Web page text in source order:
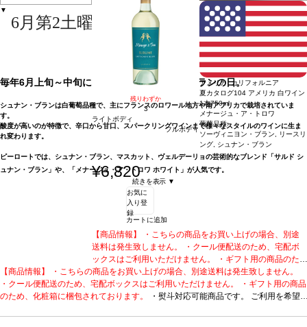
6月第2土曜日はシュナン・ブランの日
毎年6月上旬～中旬に開催されるシュナン・ブランの日。
シュナン・ブランは白葡萄品種で、主にフランスのロワール地方や南アフリカで栽培されていま
す。
酸度が高いのが特徴で、辛口から甘口、スパークリングワインまで様々なスタイルのワインに生ま
れ変わります。
ピーロートでは、シュナン・ブラン、マスカット、ヴェルデーリョの芸術的なブレンド「サルド シ
ュナン・ブラン」や、「メナージュ・ア・トロワ ホワイト」が人気です。
続きを表示 ▼
▼
残りわずか
3
ライトボディ
フルボディ
アメリカ カリフォルニア
夏カタログ104 アメリカ 白ワイン
1本750ml
メナージュ・ア・トロワ
葡萄品種:
ソーヴィニヨン・ブラン, リースリ
ング, シュナン・ブラン
¥6,820
お気に
入り登
録
カートに追加
【商品情報】 ・こちらの商品をお買い上げの場合、別途
送料は発生致しません。 ・クール便配送のため、宅配ボ
ックスはご利用いただけません。 ・ギフト用の商品のた
め、化粧箱に梱包されております。 ・熨斗対応可能商品
です。 ご利用を希望される場合、ご注文時コメント欄に
熨斗をご希望の旨と「結び・上部表書き内容・下部のお名
【商品情報】 ・こちらの商品をお買い上げの場合、別途送料は発生致しません。
・クール便配送のため、宅配ボックスはご利用いただけません。 ・ギフト用の商品
のため、化粧箱に梱包されております。
・熨斗対応可能商品です。 ご利用を希望